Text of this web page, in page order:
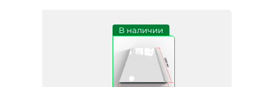
В наличии